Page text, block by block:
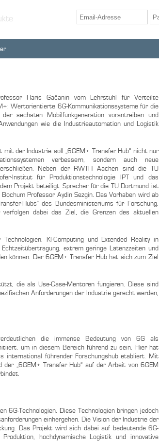
Haris Gačanin vom Lehrstuhl für Verteilte
Wertorientierte 6G-Kommunikationssysteme für die
sechsten Mobilfunkgeneration vorantreiben und
wie die Industrieautomation und Logistik
mit der Industrie soll „6GEM+ Transfer Hub“ nicht nur
verbessern, sondern auch neue
Neben der RWTH Aachen sind die TU
Institut für Produktionstechnologie IPT und das
Projekt beteiligt. Sprecher für die TU Dortmund ist
Professor Aydin Sezgin. Das Vorhaben wird ab
Hubs“ des Bundesministeriums für Forschung,
dabei das Ziel, die Grenzen des aktuellen
KI-Computing und Extended Reality in
extrem geringe Latenzzeiten und
können. Der 6GEM+ Transfer Hub hat sich zum Ziel
die als Use-Case-Mentoren fungieren. Diese sind
Anforderungen der Industrie gerecht werden,
die immense Bedeutung von 6G als
um in diesem Bereich führend zu sein. Hier hat
international führender Forschungshub etabliert. Mit
„6GEM+ Transfer Hub“ auf der Arbeit von 6GEM
Technologien. Diese Technologien bringen jedoch
einhergehen. Die Vision der Industrie der
Das Projekt wird sich dabei auf bedeutende 6G-
hochdynamische Logistik und innovative